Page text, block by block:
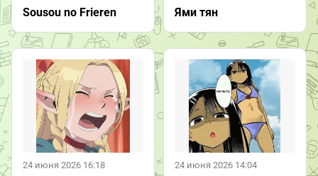
Sousou no Frieren Ями тян
24 июня 2026 16:18 24 июня 2026 14:04